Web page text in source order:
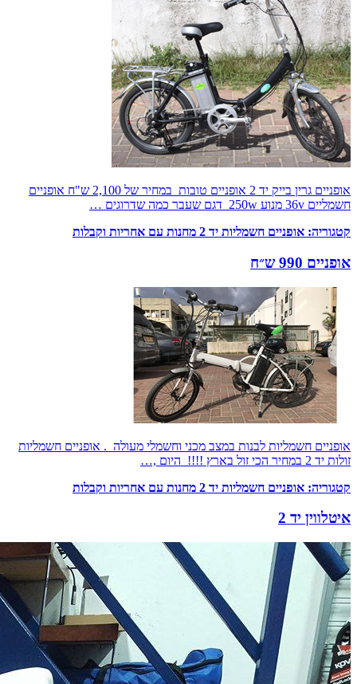
אופניים גרין בייק יד 2 אופניים טובות במחיר של 2,100 ש"ח אופניים
חשמליים 36v מנוע 250w דגם שעבר כמה שדרוגים …
קטגוריה: אופניים חשמליות יד 2 מחנות עם אחריות וקבלות
אופניים 990 ש״ח
אופניים חשמליות לבנות במצב מכני וחשמלי מעולה . אופניים חשמליות
זולות יד 2 במחיר הכי זול בארץ !!!! היום ,…
קטגוריה: אופניים חשמליות יד 2 מחנות עם אחריות וקבלות
איטלווין יד 2